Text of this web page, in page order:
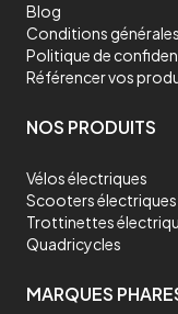
Blog
Conditions
Politique de
Référencer vos
NOS PRODUITS
Vélos électriques
Scooters électriques
Trottinettes
Quadricycles
MARQUES